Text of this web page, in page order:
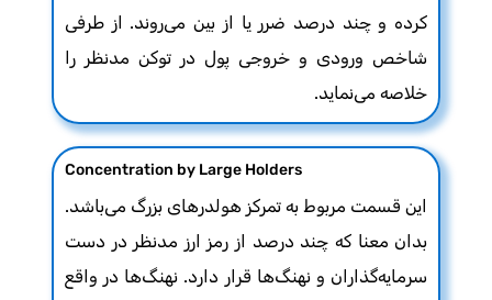
کرده و چند درصد ضرر یا از بین می‌روند. از طرفی
شاخص ورودی و خروجی پول در توکن مدنظر را
خلاصه می‌نماید.
Concentration by Large Holders
این قسمت مربوط به تمرکز هولدرهای بزرگ می‌باشد.
بدان معنا که چند درصد از رمز ارز مدنظر در دست
سرمایه‌گذاران و نهنگ‌ها قرار دارد. نهنگ‌ها در واقع